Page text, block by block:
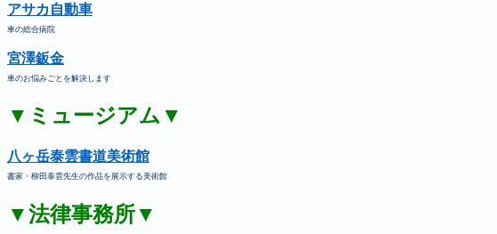
アサカ自動車
車の総合病院
宮澤鈑金
車のお悩みごとを解決します
▼ミュージアム▼
八ヶ岳泰雲書道美術館
書家・柳田泰雲先生の作品を展示する美術館
▼法律事務所▼